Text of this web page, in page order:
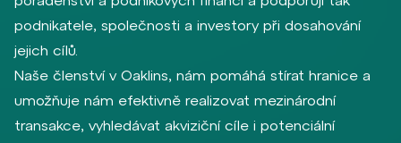
podnikatele, společnosti a investory při dosahování
jejich cílů.
Naše členství v Oaklins, nám pomáhá stírat hranice a
umožňuje nám efektivně realizovat mezinárodní
transakce, vyhledávat akviziční cíle i potenciální